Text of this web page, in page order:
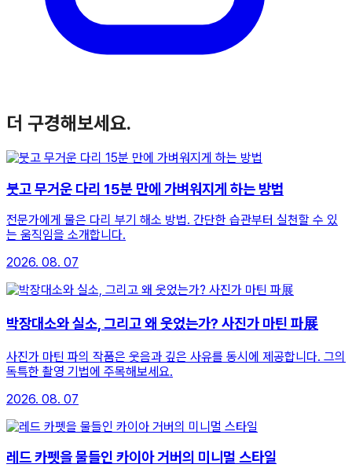
더 구경해보세요.
붓고 무거운 다리 15분 만에 가벼워지게 하는 방법
전문가에게 물은 다리 부기 해소 방법. 간단한 습관부터 실천할 수 있
는 움직임을 소개합니다.
2026. 08. 07
박장대소와 실소, 그리고 왜 웃었는가? 사진가 마틴 파展
사진가 마틴 파의 작품은 웃음과 깊은 사유를 동시에 제공합니다. 그의
독특한 촬영 기법에 주목해보세요.
2026. 08. 07
레드 카펫을 물들인 카이아 거버의 미니멀 스타일